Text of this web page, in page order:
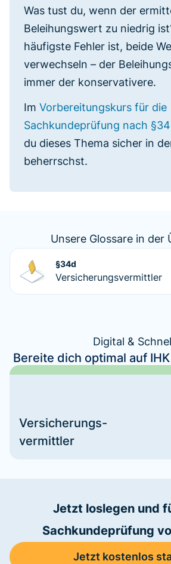
Was tust du, wenn der
Beleihungswert zu niedrig
häufigste Fehler ist, beide
verwechseln – der
immer der konservativere.
Im Vorbereitungskurs für die
Sachkundeprüfung nach
du dieses Thema sicher in
beherrschst.
Unsere Glossare in der
§34d
Versicherungsvermittler
Digital &
Bereite dich optimal auf
Versicherungs-
vermittler
Jetzt loslegen und
Sachkundeprüfung
Jetzt kostenlos